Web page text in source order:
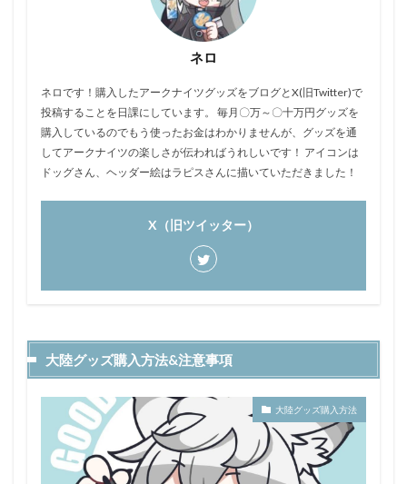
ネロ
ネロです！購入したアークナイツグッズをブログとX(旧Twitter)で
投稿することを日課にしています。 毎月〇万～〇十万円グッズを
購入しているのでもう使ったお金はわかりませんが、グッズを通
してアークナイツの楽しさが伝わればうれしいです！ アイコンは
ドッグさん、ヘッダー絵はラピスさんに描いていただきました！
X（旧ツイッター）
大陸グッズ購入方法&注意事項
大陸グッズ購入方法